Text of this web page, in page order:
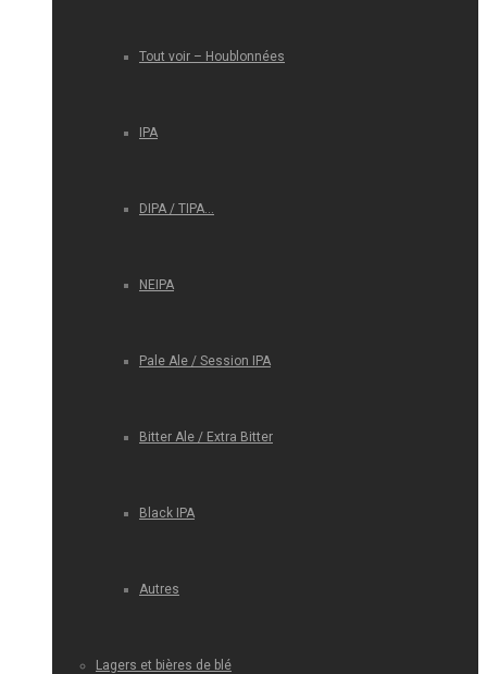
Tout voir – Houblonnées
IPA
DIPA / TIPA…
NEIPA
Pale Ale / Session IPA
Bitter Ale / Extra Bitter
Black IPA
Autres
Lagers et bières de blé